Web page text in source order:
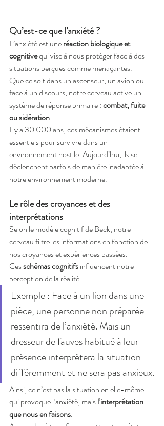
Qu’est-ce que l’anxiété ?
L’anxiété est une réaction biologique et
cognitive qui vise à nous protéger face à des
situations perçues comme menaçantes.
Que ce soit dans un ascenseur, un avion ou
face à un discours, notre cerveau active un
système de réponse primaire : combat, fuite
ou sidération.
Il y a 30 000 ans, ces mécanismes étaient
essentiels pour survivre dans un
environnement hostile. Aujourd’hui, ils se
déclenchent parfois de manière inadaptée à
notre environnement moderne.
Le rôle des croyances et des
interprétations
Selon le modèle cognitif de Beck, notre
cerveau filtre les informations en fonction de
nos croyances et expériences passées.
Ces schémas cognitifs influencent notre
perception de la réalité.
Exemple : Face à un lion dans une
pièce, une personne non préparée
ressentira de l’anxiété. Mais un
dresseur de fauves habitué à leur
présence interprétera la situation
différemment et ne sera pas anxieux.
Ainsi, ce n’est pas la situation en elle-même
qui provoque l’anxiété, mais l’interprétation
que nous en faisons.